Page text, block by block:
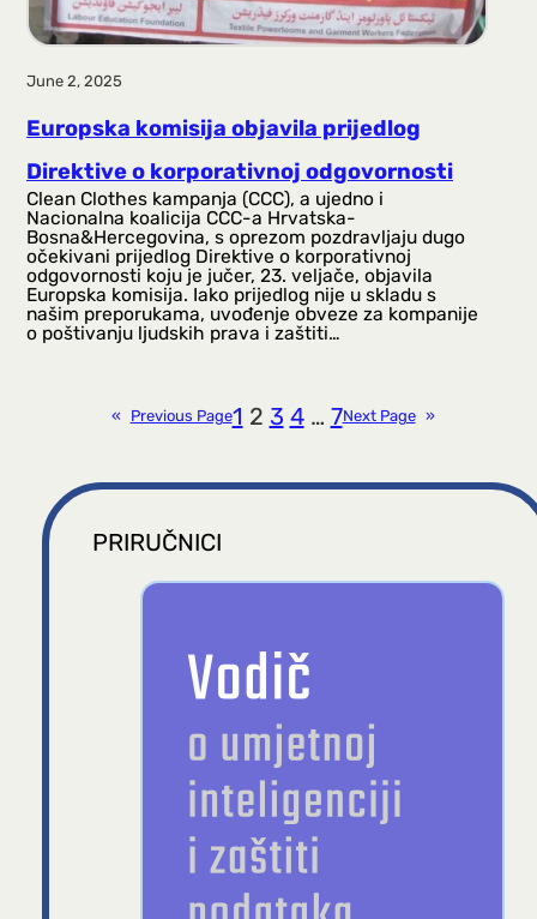
June 2, 2025
Europska komisija objavila prijedlog
Direktive o korporativnoj odgovornosti
Clean Clothes kampanja (CCC), a ujedno i
Nacionalna koalicija CCC-a Hrvatska-
Bosna&Hercegovina, s oprezom pozdravljaju dugo
očekivani prijedlog Direktive o korporativnoj
odgovornosti koju je jučer, 23. veljače, objavila
Europska komisija. Iako prijedlog nije u skladu s
našim preporukama, uvođenje obveze za kompanije
o poštivanju ljudskih prava i zaštiti…
« Previous Page1 2 3 4 … 7Next Page »
PRIRUČNICI